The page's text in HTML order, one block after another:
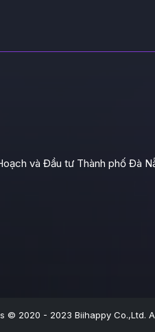
và Đầu tư Thành phố Đà
© 2020 - 2023 Biihappy Co.,Ltd.